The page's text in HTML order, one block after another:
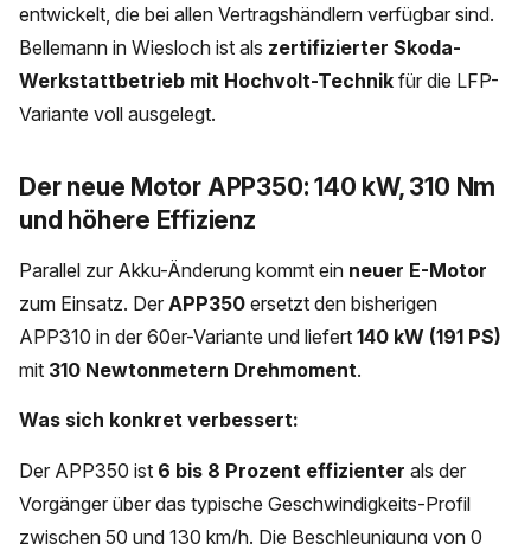
entwickelt, die bei allen Vertragshändlern verfügbar sind.
Bellemann in Wiesloch ist als zertifizierter Skoda-
Werkstattbetrieb mit Hochvolt-Technik für die LFP-
Variante voll ausgelegt.
Der neue Motor APP350: 140 kW, 310 Nm
und höhere Effizienz
Parallel zur Akku-Änderung kommt ein neuer E-Motor
zum Einsatz. Der APP350 ersetzt den bisherigen
APP310 in der 60er-Variante und liefert 140 kW (191 PS)
mit 310 Newtonmetern Drehmoment.
Was sich konkret verbessert:
Der APP350 ist 6 bis 8 Prozent effizienter als der
Vorgänger über das typische Geschwindigkeits-Profil
zwischen 50 und 130 km/h. Die Beschleunigung von 0